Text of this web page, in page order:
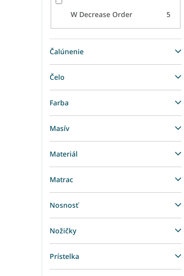
W Decrease Order 5
Čalúnenie
Čelo
Farba
Masív
Materiál
Matrac
Nosnosť
Nožičky
Prístelka